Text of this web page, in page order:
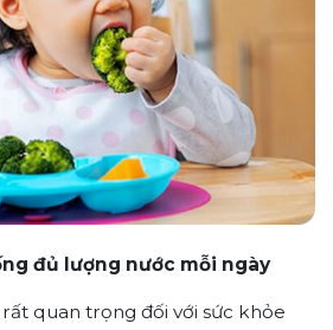
đủ lượng nước mỗi ngày
quan trọng đối với sức khỏe